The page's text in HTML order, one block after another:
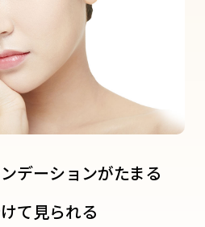
デーションがたまる
て見られる